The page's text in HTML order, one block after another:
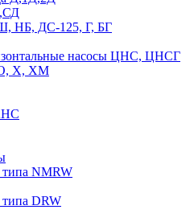
НБ, ДС-125, Г, БГ
насосы ЦНС, ЦНСГ
Х, ХМ
типа NMRW
DRW